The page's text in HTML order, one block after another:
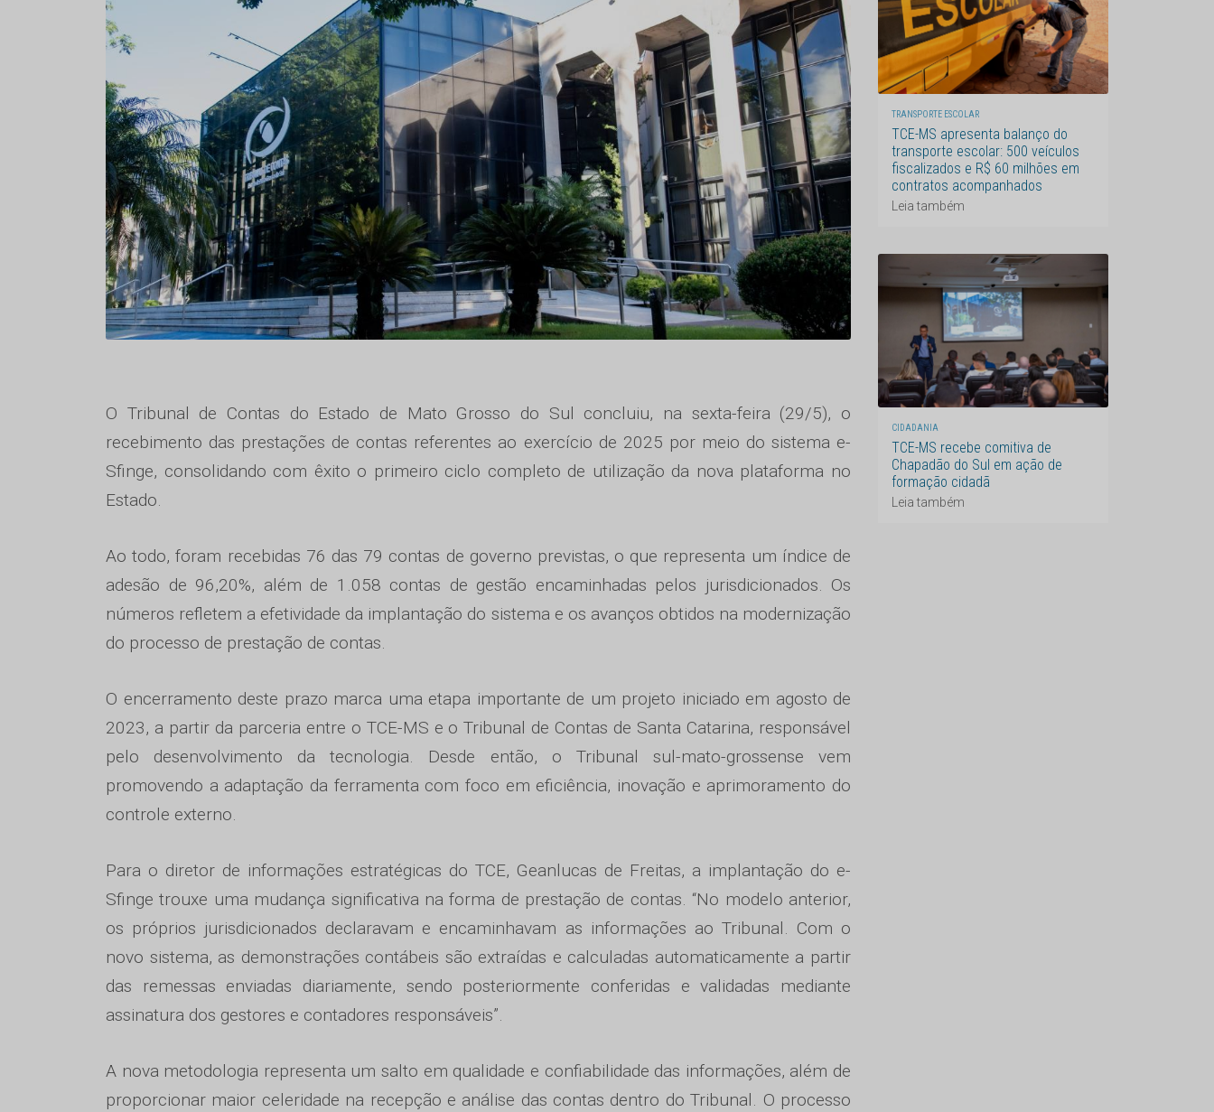
O Tribunal de Contas do Estado de Mato Grosso do Sul concluiu, na sexta-feira (29/5), o
recebimento das prestações de contas referentes ao exercício de 2025 por meio do sistema e-
Sfinge, consolidando com êxito o primeiro ciclo completo de utilização da nova plataforma no
Estado.
Ao todo, foram recebidas 76 das 79 contas de governo previstas, o que representa um índice de
adesão de 96,20%, além de 1.058 contas de gestão encaminhadas pelos jurisdicionados. Os
números refletem a efetividade da implantação do sistema e os avanços obtidos na modernização
do processo de prestação de contas.
O encerramento deste prazo marca uma etapa importante de um projeto iniciado em agosto de
2023, a partir da parceria entre o TCE-MS e o Tribunal de Contas de Santa Catarina, responsável
pelo desenvolvimento da tecnologia. Desde então, o Tribunal sul-mato-grossense vem
promovendo a adaptação da ferramenta com foco em eficiência, inovação e aprimoramento do
controle externo.
Para o diretor de informações estratégicas do TCE, Geanlucas de Freitas, a implantação do e-
Sfinge trouxe uma mudança significativa na forma de prestação de contas. “No modelo anterior,
os próprios jurisdicionados declaravam e encaminhavam as informações ao Tribunal. Com o
novo sistema, as demonstrações contábeis são extraídas e calculadas automaticamente a partir
das remessas enviadas diariamente, sendo posteriormente conferidas e validadas mediante
assinatura dos gestores e contadores responsáveis”.
A nova metodologia representa um salto em qualidade e confiabilidade das informações, além de
proporcionar maior celeridade na recepção e análise das contas dentro do Tribunal. O processo
TRANSPORTE ESCOLAR
TCE-MS apresenta balanço do
transporte escolar: 500 veículos
fiscalizados e R$ 60 milhões em
contratos acompanhados
Leia também
CIDADANIA
TCE-MS recebe comitiva de
Chapadão do Sul em ação de
formação cidadã
Leia também